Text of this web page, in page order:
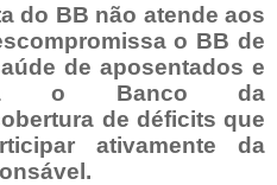
do BB não atende aos
o BB de
de aposentados e
o Banco da
de déficits que
ativamente da